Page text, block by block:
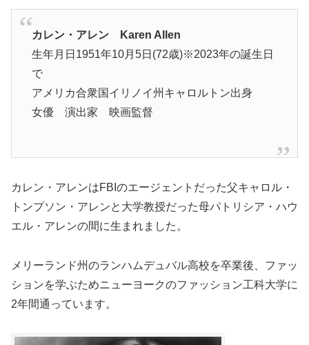
カレン・アレン Karen Allen
生年月日1951年10月5日(72歳)※2023年の誕生日
で
アメリカ合衆国イリノイ州キャロルトン出身
女優 演出家 映画監督
カレン・アレンはFBIのエージェントだった父キャロル・
トンプソン・アレンと大学教授だった母パトリシア・ハウ
エル・アレンの間に生まれました。
メリーランド州のランハムデュバル高校を卒業後、ファッ
ションを学ぶためニューヨークのファッション工科大学に
2年間通っています。